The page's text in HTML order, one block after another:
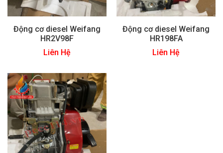
Động cơ diesel Weifang
HR2V98F
Liên Hệ
Động cơ diesel Weifang
HR198FA
Liên Hệ